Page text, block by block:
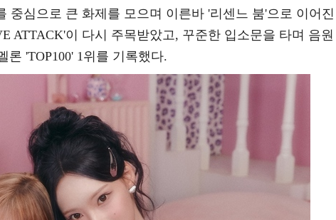
중심으로 큰 화제를 모으며 이른바 '리센느 붐'으로 이어진
ATTACK'이 다시 주목받았고, 꾸준한 입소문을 타며 음원
'TOP100' 1위를 기록했다.